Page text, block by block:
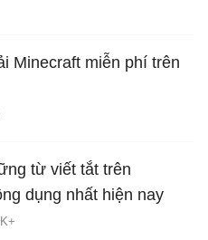
Ích
Minecraft miễn phí trên
từ viết tắt trên
dụng nhất hiện nay